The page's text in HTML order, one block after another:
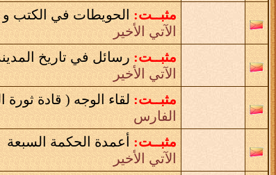
مثبــت: الحويطات في الكتب و
الآتي الأخير
مثبــت: رسائل في تاريخ
الآتي الأخير
مثبــت: لقاء الوجه ( قادة ثورة
الفارس
مثبــت: أعمدة الحكمة السبعة
الآتي الأخير